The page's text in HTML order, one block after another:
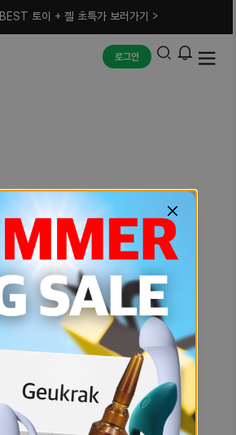
BEST 토이 + 젤 초특가 보러가기 >
로그인
예상치 못한 에러입니다.